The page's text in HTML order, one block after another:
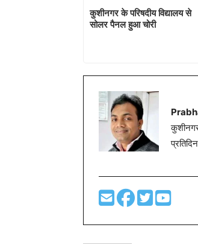
कुशीनगर के परिषदीय विद्यालय से
सोलर पैनल हुआ चोरी